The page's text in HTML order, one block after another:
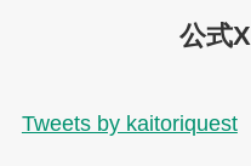
公式X
Tweets by kaitoriquest